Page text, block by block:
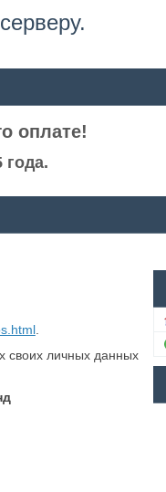
серверу.
оплате!
года.
.
своих личных данных